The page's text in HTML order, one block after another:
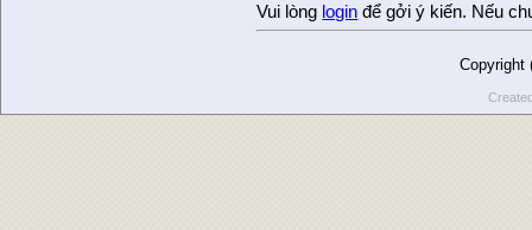
Vui lòng login để gởi ý kiến. Nếu
Copyright